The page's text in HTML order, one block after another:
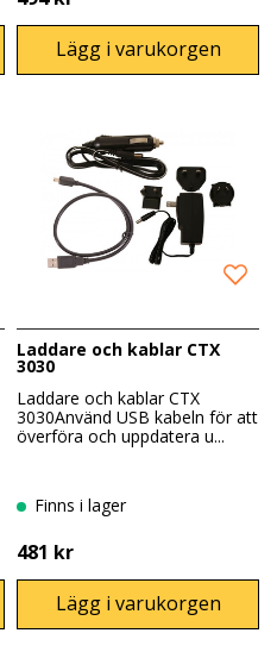
Lägg i varukorgen
Laddare och kablar CTX
3030
Laddare och kablar CTX
3030Använd USB kabeln för att
överföra och uppdatera u...
Finns i lager
481 kr
Lägg i varukorgen